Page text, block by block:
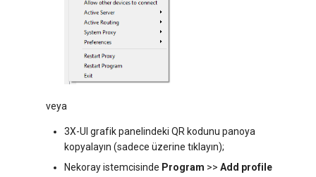
veya
3X-UI grafik panelindeki QR kodunu panoya
kopyalayın (sadece üzerine tıklayın);
Nekoray istemcisinde Program >> Add profile